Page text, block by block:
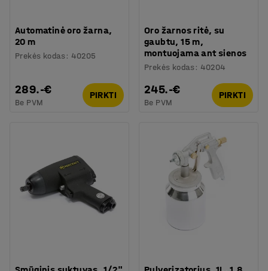
Automatinė oro žarna,
20 m
Prekės kodas : 40205
289.-€
Be PVM
PIRKTI
Oro žarnos ritė, su
gaubtu, 15 m,
montuojama ant sienos
Prekės kodas : 40204
245.-€
Be PVM
PIRKTI